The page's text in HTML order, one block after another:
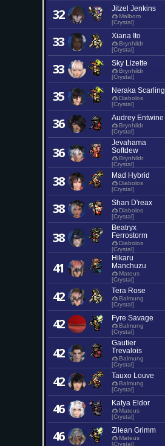
32 Jitzel Jenkins
Malboro
[Crystal]
33 Xiana Ito
Brynhildr
[Crystal]
33 Sky Lizette
Brynhildr
[Crystal]
35 Neraka Scarling
Diabolos
[Crystal]
36 Audrey Entwine
Brynhildr
[Crystal]
36
Jevahama
Softdew
Brynhildr
[Crystal]
38 Mad Hybrid
Diabolos
[Crystal]
38 Shan D'reax
Diabolos
[Crystal]
38
Beatryx
Ferrostorm
Diabolos
[Crystal]
41
Hikaru
Manchuzu
Mateus
[Crystal]
42 Tera Rose
Balmung
[Crystal]
42 Fyre Savage
Balmung
[Crystal]
42
Gautier
Trevalois
Balmung
[Crystal]
42 Tauxo Louve
Balmung
[Crystal]
46 Katya Eldor
Mateus
[Crystal]
46 Zilean Grimm
Mateus
[Crystal]